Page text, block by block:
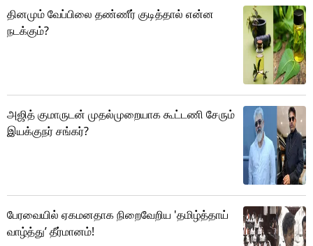
தினமும் வேப்பிலை தண்ணீர் குடித்தால் என்ன
நடக்கும்?
அஜித் குமாருடன் முதல்முறையாக கூட்டணி சேரும்
இயக்குநர் சங்கர்?
பேரவையில் ஏகமனதாக நிறைவேறிய 'தமிழ்த்தாய்
வாழ்த்து’ தீர்மானம்!